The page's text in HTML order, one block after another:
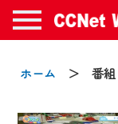
ホーム ＞ 番組